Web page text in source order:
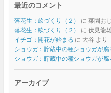
最近のコメント
落花生：畝づくり（２） に 菜園お
落花生：畝づくり（２）
に 伏見龍
イチゴ：開花が始まる に 大谷 より
ショウガ：貯蔵中の種ショウガが腐
ショウガ：貯蔵中の種ショウガが腐
アーカイブ